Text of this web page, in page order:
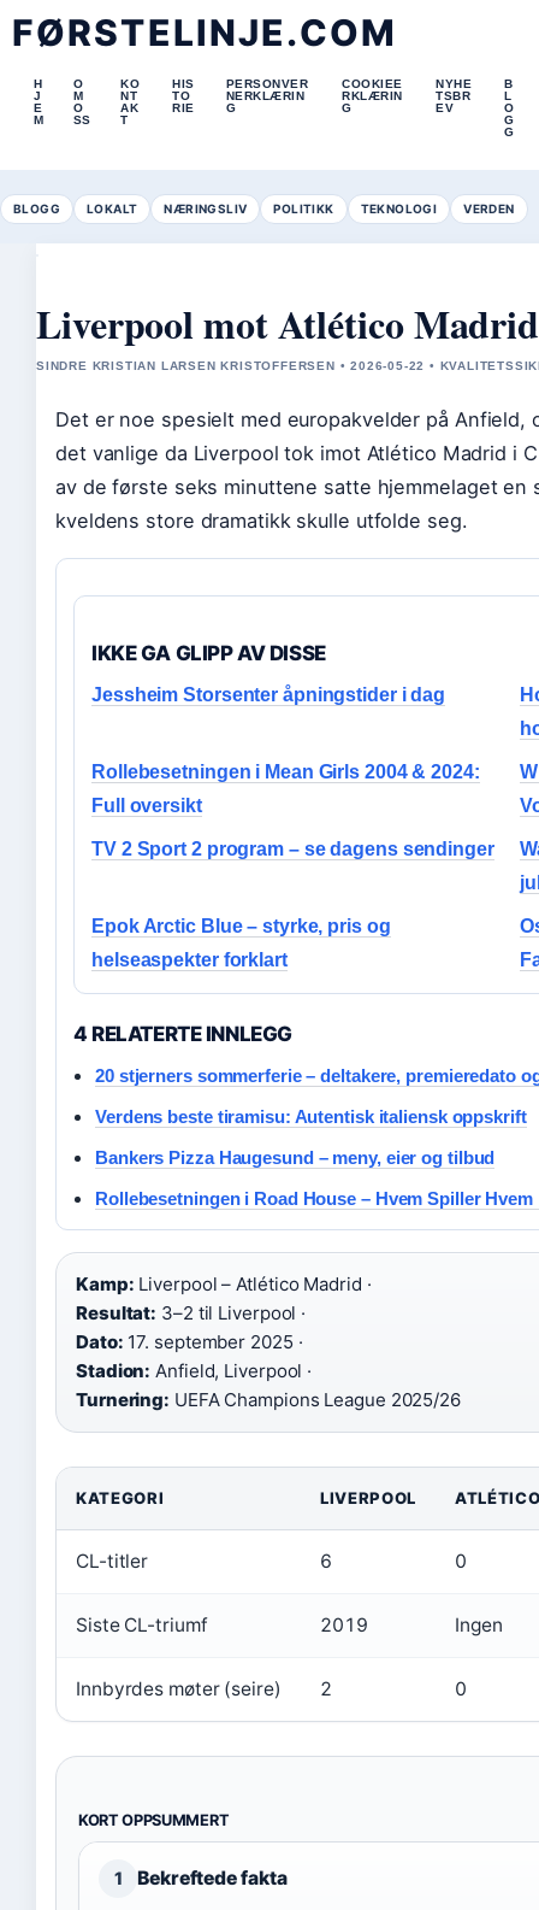
FØRSTELINJE.COM
H
J
E
M
O
M
O
SS
KO
NT
AK
T
HIS
TO
RIE
PERSONVER
NERKLÆRIN
G
COOKIEE
RKLÆRIN
G
NYHE
TSBR
EV
B
L
O
G
G
BLOGG LOKALT NÆRINGSLIV POLITIKK TEKNOLOGI VERDEN
Liverpool mot Atlético
SINDRE KRISTIAN LARSEN KRISTOFFERSEN • 2026-05-22 •
Det er noe spesielt med europakvelder på
det vanlige da Liverpool tok imot Atlético Madrid i
av de første seks minuttene satte hjemmelaget
kveldens store dramatikk skulle utfolde seg.
IKKE GA GLIPP AV DISSE
Jessheim Storsenter åpningstider i dag
Rollebesetningen i Mean Girls 2004 & 2024:
Full oversikt
TV 2 Sport 2 program – se dagens sendinger
Epok Arctic Blue – styrke, pris og
helseaspekter forklart
4 RELATERTE INNLEGG
20 stjerners sommerferie – deltakere, premieredato
Verdens beste tiramisu: Autentisk italiensk oppskrift
Bankers Pizza Haugesund – meny, eier og tilbud
Rollebesetningen i Road House – Hvem Spiller Hvem
Kamp: Liverpool – Atlético Madrid ·
Resultat: 3–2 til Liverpool ·
Dato: 17. september 2025 ·
Stadion: Anfield, Liverpool ·
Turnering: UEFA Champions League 2025/26
KATEGORI LIVERPOOL
CL-titler 6 0
Siste CL-triumf 2019 Ingen
Innbyrdes møter (seire) 2 0
KORT OPPSUMMERT
1 Bekreftede fakta